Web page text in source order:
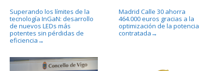
Superando los límites de la
tecnología InGaN: desarrollo
de nuevos LEDs más
potentes sin pérdidas de
eficiencia →
Madrid Calle 30 ahorra
464.000 euros gracias a la
optimización de la potencia
contratada →